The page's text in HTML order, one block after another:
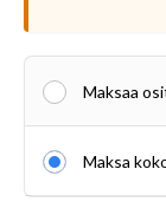
Maksaa
Maksa